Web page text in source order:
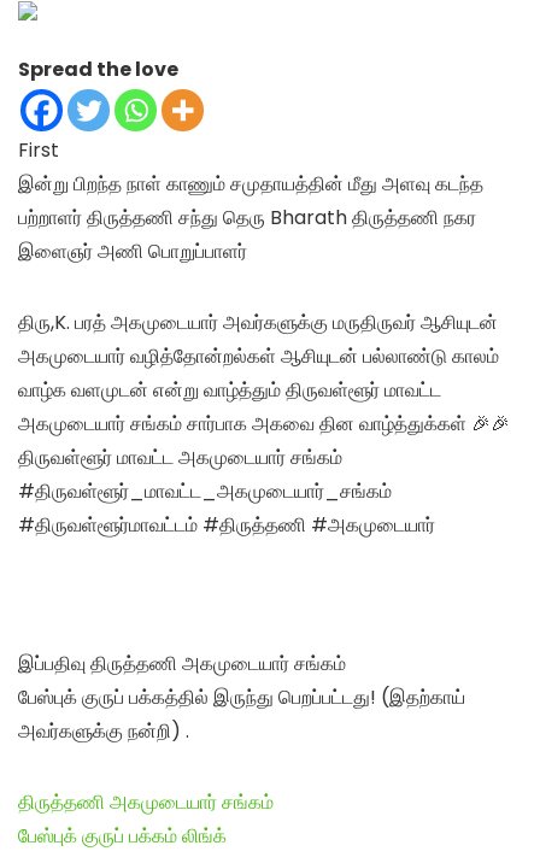
Spread the love
First
இன்று பிறந்த நாள் காணும் சமுதாயத்தின் மீது அளவு கடந்த
பற்றாளர் திருத்தணி சந்து தெரு Bharath திருத்தணி நகர
இளைஞர் அணி பொறுப்பாளர்
திரு,K. பரத் அகமுடையார் அவர்களுக்கு மருதிருவர் ஆசியுடன்
அகமுடையார் வழித்தோன்றல்கள் ஆசியுடன் பல்லாண்டு காலம்
வாழ்க வளமுடன் என்று வாழ்த்தும் திருவள்ளூர் மாவட்ட
அகமுடையார் சங்கம் சார்பாக அகவை தின வாழ்த்துக்கள் 🎉🎉
திருவள்ளூர் மாவட்ட அகமுடையார் சங்கம்
#திருவள்ளூர்_மாவட்ட_அகமுடையார்_சங்கம்
#திருவள்ளூர்மாவட்டம் #திருத்தணி #அகமுடையார்
இப்பதிவு திருத்தணி அகமுடையார் சங்கம்
பேஸ்புக் குருப் பக்கத்தில் இருந்து பெறப்பட்டது! (இதற்காய்
அவர்களுக்கு நன்றி) .
திருத்தணி அகமுடையார் சங்கம்
பேஸ்புக் குருப் பக்கம் லிங்க்